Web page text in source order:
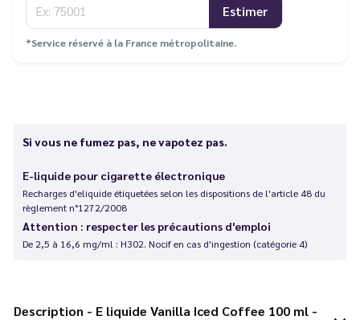
Estimer
*Service réservé à la France métropolitaine.
Si vous ne fumez pas, ne vapotez pas.
E-liquide pour cigarette électronique
Recharges d'eliquide étiquetées selon les dispositions de l'article 48 du
règlement n°1272/2008
Attention : respecter les précautions d'emploi
De 2,5 à 16,6 mg/ml : H302. Nocif en cas d'ingestion (catégorie 4)
Description - E liquide Vanilla Iced Coffee 100 ml -